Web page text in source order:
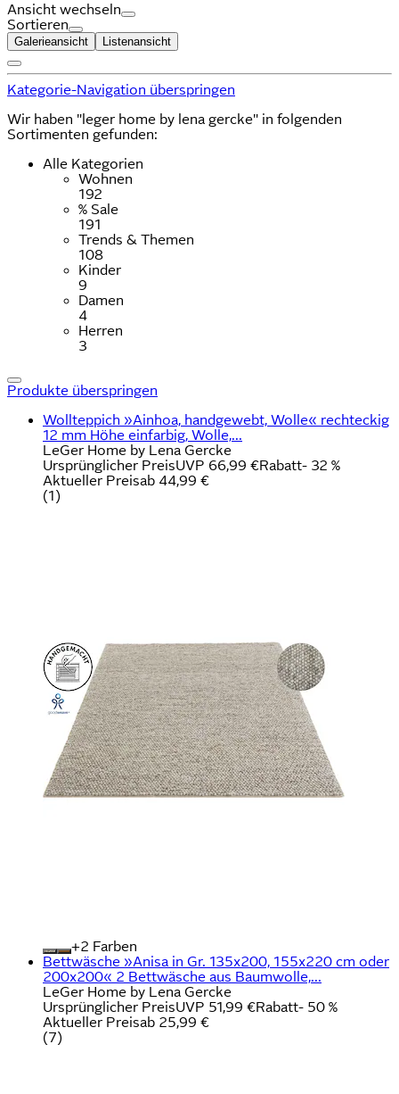
Ansicht wechseln
Sortieren
Galerieansicht Listenansicht
Kategorie-Navigation überspringen
Wir haben "leger home by lena gercke" in folgenden
Sortimenten gefunden:
Alle Kategorien
Wohnen
192
% Sale
191
Trends & Themen
108
Kinder
9
Damen
4
Herren
3
Produkte überspringen
Wollteppich »Ainhoa, handgewebt, Wolle« rechteckig
12 mm Höhe einfarbig, Wolle,...
LeGer Home by Lena Gercke
Ursprünglicher PreisUVP 66,99 €Rabatt- 32 %
Aktueller Preisab 44,99 €
(1)
+
Farben
Bettwäsche »Anisa in Gr. 135x200, 155x220 cm oder
200x200« 2 Bettwäsche aus Baumwolle,...
LeGer Home by Lena Gercke
Ursprünglicher PreisUVP 51,99 €Rabatt- 50 %
Aktueller Preisab 25,99 €
(7)